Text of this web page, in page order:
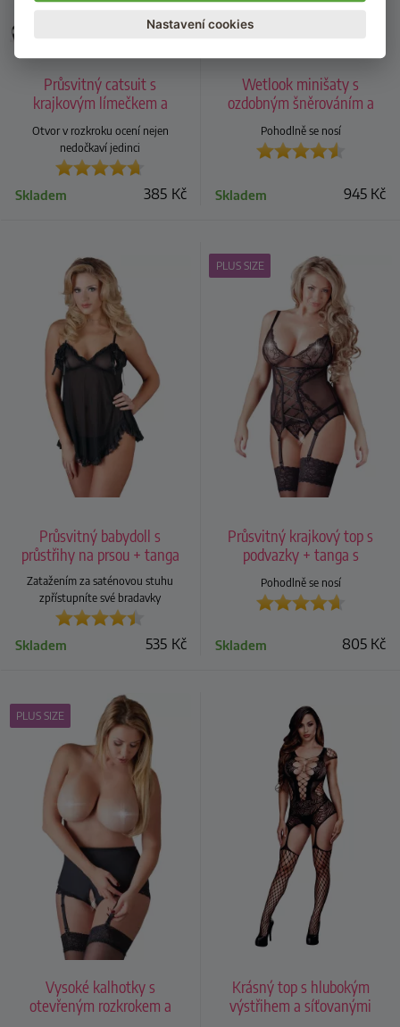
Průsvitný catsuit s
krajkovým límečkem a
otevřeným rozkrokem
Otvor v rozkroku ocení nejen
nedočkaví jedinci
385 Kč
Skladem
Wetlook minišaty s
ozdobným šněrováním a
krajkou
Pohodlně se nosí
945 Kč
Skladem
Průsvitný babydoll s
průstřihy na prsou + tanga
Zatažením za saténovou stuhu
zpřístupníte své bradavky
535 Kč
Skladem
PLUS SIZE
Průsvitný krajkový top s
podvazky + tanga s
otevřeným rozkrokem
Pohodlně se nosí
805 Kč
Skladem
PLUS SIZE
Vysoké kalhotky s
otevřeným rozkrokem a
Krásný top s hlubokým
výstřihem a síťovanými
Nastavení cookies